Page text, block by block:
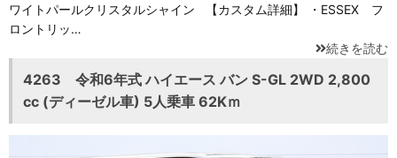
ワイトパールクリスタルシャイン 【カスタム詳細】 ・ESSEX フ
ロントリッ…
続きを読む
4263 令和6年式 ハイエース バン S-GL 2WD 2,800
cc (ディーゼル車) 5人乗車 62Kｍ